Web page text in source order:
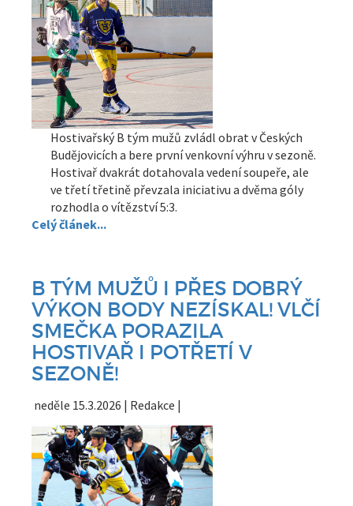
Hostivařský B tým mužů zvládl obrat v Českých
Budějovicích a bere první venkovní výhru v sezoně.
Hostivař dvakrát dotahovala vedení soupeře, ale
ve třetí třetině převzala iniciativu a dvěma góly
rozhodla o vítězství 5:3.
Celý článek...
B TÝM MUŽŮ I PŘES DOBRÝ
VÝKON BODY NEZÍSKAL! VLČÍ
SMEČKA PORAZILA
HOSTIVAŘ I POTŘETÍ V
SEZONĚ!
neděle 15.3.2026 | Redakce |